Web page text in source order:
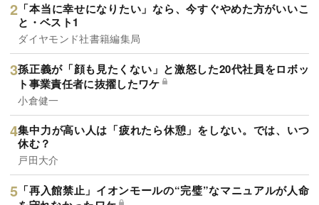
「本当に幸せになりたい」なら、今すぐやめた方がいいこ
と・ベスト1
ダイヤモンド社書籍編集局
孫正義が「顔も見たくない」と激怒した20代社員をロボッ
ト事業責任者に抜擢したワケ
小倉健一
集中力が高い人は「疲れたら休憩」をしない。では、いつ
休む？
戸田大介
「再入館禁止」イオンモールの“完璧”なマニュアルが人命